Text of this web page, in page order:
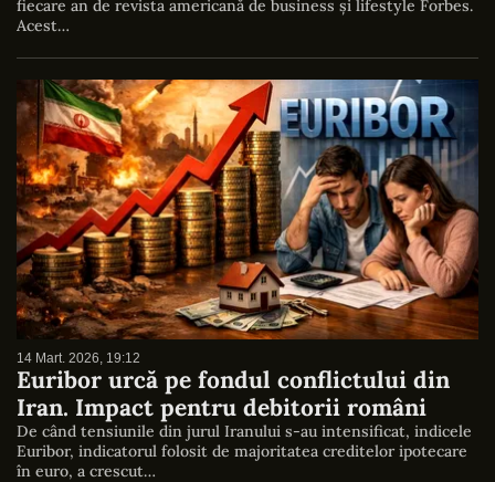
fiecare an de revista americană de business și lifestyle Forbes.
Acest…
14 Mart. 2026, 19:12
Euribor urcă pe fondul conflictului din
Iran. Impact pentru debitorii români
De când tensiunile din jurul Iranului s-au intensificat, indicele
Euribor, indicatorul folosit de majoritatea creditelor ipotecare
în euro, a crescut…